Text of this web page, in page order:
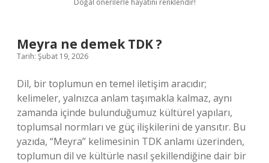
Doğal önerilerle hayatını renklendir!
Meyra ne demek TDK ?
Tarih: Şubat 19, 2026
Dil, bir toplumun en temel iletişim aracıdır;
kelimeler, yalnızca anlam taşımakla kalmaz, aynı
zamanda içinde bulunduğumuz kültürel yapıları,
toplumsal normları ve güç ilişkilerini de yansıtır. Bu
yazıda, “Meyra” kelimesinin TDK anlamı üzerinden,
toplumun dil ve kültürle nasıl şekillendiğine dair bir